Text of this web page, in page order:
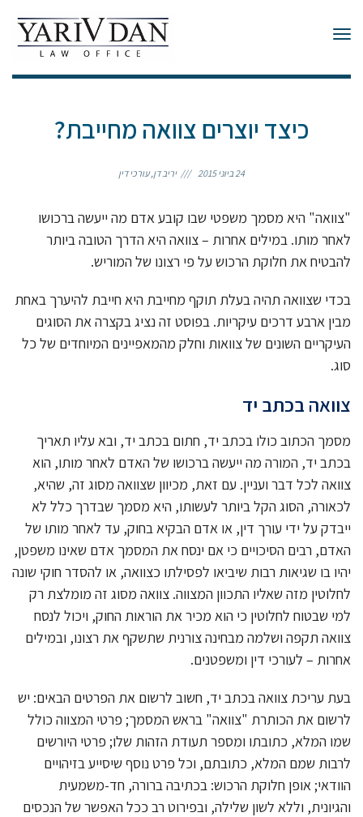
תפריט
כיצד יוצרים צוואה מחייבת?
24 ביוני 2015 יריב דן, עורכי דין
"צוואה" היא מסמך משפטי שבו קובע אדם מה ייעשה ברכושו
לאחר מותו. במילים אחרות – צוואה היא הדרך הטובה ביותר
להבטיח את חלוקת הרכוש על פי רצונו של המוריש.
בכדי שצוואה תהיה בעלת תוקף מחייבת היא חייבת להיערך באחת
מבין ארבע דרכים עיקריות. בפוסט זה נציג בקצרה את הסוגים
העיקריים השונים של צוואות וחלק מהמאפיינים המיוחדים של כל
סוג.
צוואה בכתב יד
מסמך הכתוב כולו בכתב יד, חתום בכתב יד, ובא עליו תאריך
בכתב יד, המורה מה ייעשה ברכושו של האדם לאחר מותו, הוא
צוואה לכל דבר ועניין. עם זאת, מכיוון שצוואה מסוג זה, שהיא,
לכאורה, הסוג הקל ביותר לעשותו, היא מסמך שבדרך כלל לא
ייבדק על ידי עורך דין, או אדם הבקיא בחוק, עד לאחר מותו של
האדם, רבים הסיכויים כי אם ינסח את המסמך אדם שאינו משפטן,
יהיו בו שגיאות רבות שיביאו לפסילתו כצוואה, או להסדר חוקי שונה
לחלוטין מזה שאליו התכוון המצווה. צוואה מסוג זה מומלצת רק
למי שבטוח לחלוטין כי הוא מכיר את הוראות החוק, ויכול לנסח
צוואה תקפה ושלמה מבחינה צורנית שתשקף את רצונו, ובמילים
אחרות – לעורכי דין ומשפטנים.
בעת עריכת צוואה בכתב יד, חשוב לרשום את הפרטים הבאים: יש
לרשום את הכותרת "צוואה" בראש המסמך; פרטי המצווה כולל
שמו המלא, כתובתו ומספר תעודת הזהות שלו; פרטי היורשים
לרבות שמם המלא, כתובתם, וכל פרט נוסף שיסייע בזיהויים
הוודאי; אופן חלוקת הרכוש: בכתיבה ברורה, חד-משמעית
והגיונית, וללא לשון שלילה, ובפירוט רב ככל האפשר של הנכסים